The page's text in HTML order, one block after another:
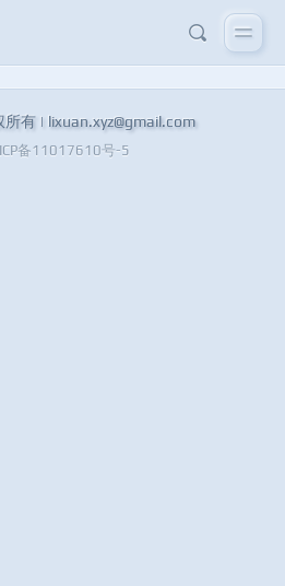
有 | lixuan.xyz@gmail.com
备11017610号-5